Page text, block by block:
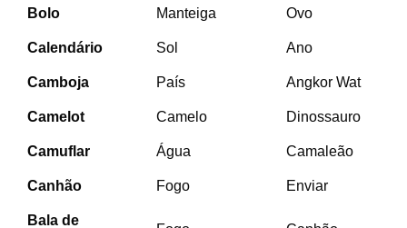
Bolo Manteiga Ovo
Calendário Sol Ano
Camboja País Angkor Wat
Camelot Camelo Dinossauro
Camuflar Água Camaleão
Canhão Fogo Enviar
Bala de